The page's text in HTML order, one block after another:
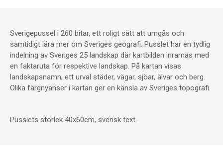
Sverigepussel i 260 bitar, ett roligt sätt att umgås och
samtidigt lära mer om Sveriges geografi. Pusslet har en tydlig
indelning av Sveriges 25 landskap där kartbilden inramas med
en faktaruta för respektive landskap. På kartan visas
landskapsnamn, ett urval städer, vägar, sjöar, älvar och berg.
Olika färgnyanser i kartan ger en känsla av Sveriges topografi.
Pusslets storlek 40x60cm, svensk text.